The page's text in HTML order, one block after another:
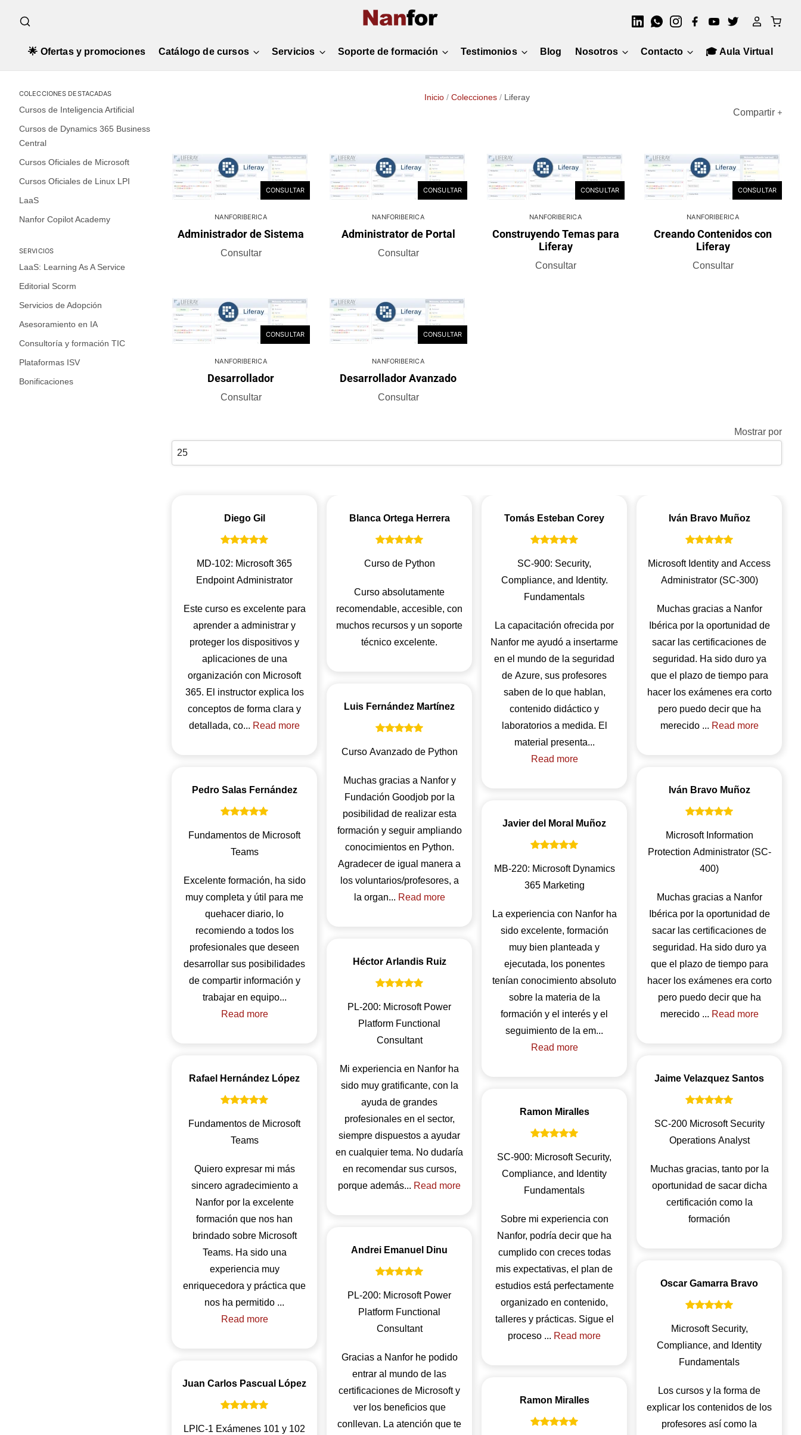
🌟 Ofertas y promociones Catálogo de cursos Servicios Soporte de formación Testimonios Blog Nosotros Contacto 🎓 Aula Virtual
Inicio / Colecciones / Liferay
Compartir
CONSULTAR
NANFORIBERICA
Administrador de Sistema
Consultar
CONSULTAR
NANFORIBERICA
Administrator de Portal
Consultar
CONSULTAR
NANFORIBERICA
Construyendo Temas para
Liferay
Consultar
CONSULTAR
NANFORIBERICA
Creando Contenidos con
Liferay
Consultar
CONSULTAR
NANFORIBERICA
Desarrollador
Consultar
CONSULTAR
NANFORIBERICA
Desarrollador Avanzado
Consultar
Mostrar por
Diego Gil
MD-102: Microsoft 365
Endpoint Administrator
Este curso es excelente para
aprender a administrar y
proteger los dispositivos y
aplicaciones de una
organización con Microsoft
365. El instructor explica los
conceptos de forma clara y
detallada, co... Read more
Pedro Salas Fernández
Fundamentos de Microsoft
Teams
Excelente formación, ha sido
muy completa y útil para me
quehacer diario, lo
recomiendo a todos los
profesionales que deseen
desarrollar sus posibilidades
de compartir información y
Read more
Rafael Hernández López
Fundamentos de Microsoft
Teams
Quiero expresar mi más
sincero agradecimiento a
Nanfor por la excelente
formación que nos han
brindado sobre Microsoft
Teams. Ha sido una
experiencia muy
enriquecedora y práctica que
Read more
Juan Carlos Pascual López
LPIC-1 Exámenes 101 y 102
Blanca Ortega Herrera
Curso de Python
Curso absolutamente
recomendable, accesible, con
muchos recursos y un soporte
técnico excelente.
Luis Fernández Martínez
Curso Avanzado de Python
Muchas gracias a Nanfor y
Fundación Goodjob por la
posibilidad de realizar esta
formación y seguir ampliando
conocimientos en Python.
Agradecer de igual manera a
los voluntarios/profesores, a
la organ... Read more
Héctor Arlandis Ruiz
PL-200: Microsoft Power
Platform Functional
Consultant
Mi experiencia en Nanfor ha
sido muy gratificante, con la
ayuda de grandes
profesionales en el sector,
siempre dispuestos a ayudar
en cualquier tema. No dudaría
en recomendar sus cursos,
porque además... Read more
Andrei Emanuel Dinu
PL-200: Microsoft Power
Platform Functional
Consultant
Gracias a Nanfor he podido
entrar al mundo de las
certificaciones de Microsoft y
ver los beneficios que
conllevan. La atención que te
Tomás Esteban Corey
SC-900: Security,
Compliance, and Identity.
Fundamentals
La capacitación ofrecida por
Nanfor me ayudó a insertarme
en el mundo de la seguridad
de Azure, sus profesores
saben de lo que hablan,
contenido didáctico y
laboratorios a medida. El
Read more
Javier del Moral Muñoz
MB-220: Microsoft Dynamics
365 Marketing
La experiencia con Nanfor ha
sido excelente, formación
muy bien planteada y
ejecutada, los ponentes
tenían conocimiento absoluto
sobre la materia de la
formación y el interés y el
Read more
Ramon Miralles
SC-900: Microsoft Security,
Compliance, and Identity
Fundamentals
Sobre mi experiencia con
Nanfor, podría decir que ha
cumplido con creces todas
mis expectativas, el plan de
estudios está perfectamente
organizado en contenido,
talleres y prácticas. Sigue el
proceso ... Read more
Ramon Miralles
Iván Bravo Muñoz
Microsoft Identity and Access
Administrator (SC-300)
Muchas gracias a Nanfor
Ibérica por la oportunidad de
sacar las certificaciones de
seguridad. Ha sido duro ya
que el plazo de tiempo para
hacer los exámenes era corto
pero puedo decir que ha
merecido ... Read more
Iván Bravo Muñoz
Microsoft Information
Protection Administrator (SC-
400)
Muchas gracias a Nanfor
Ibérica por la oportunidad de
sacar las certificaciones de
seguridad. Ha sido duro ya
que el plazo de tiempo para
hacer los exámenes era corto
pero puedo decir que ha
merecido ... Read more
Jaime Velazquez Santos
SC-200 Microsoft Security
Operations Analyst
Muchas gracias, tanto por la
oportunidad de sacar dicha
certificación como la
formación
Oscar Gamarra Bravo
Microsoft Security,
Compliance, and Identity
Fundamentals
Los cursos y la forma de
explicar los contenidos de los
profesores así como la
COLECCIONES DESTACADAS
Cursos de Inteligencia Artificial
Cursos de Dynamics 365 Business
Central
Cursos Oficiales de Microsoft
Cursos Oficiales de Linux LPI
LaaS
Nanfor Copilot Academy
SERVICIOS
LaaS: Learning As A Service
Editorial Scorm
Servicios de Adopción
Asesoramiento en IA
Consultoría y formación TIC
Plataformas ISV
Bonificaciones